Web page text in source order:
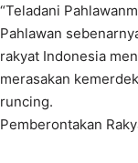
“Teladani
Pahlawan
rakyat Indonesia
merasakan
runcing.
Pemberontakan